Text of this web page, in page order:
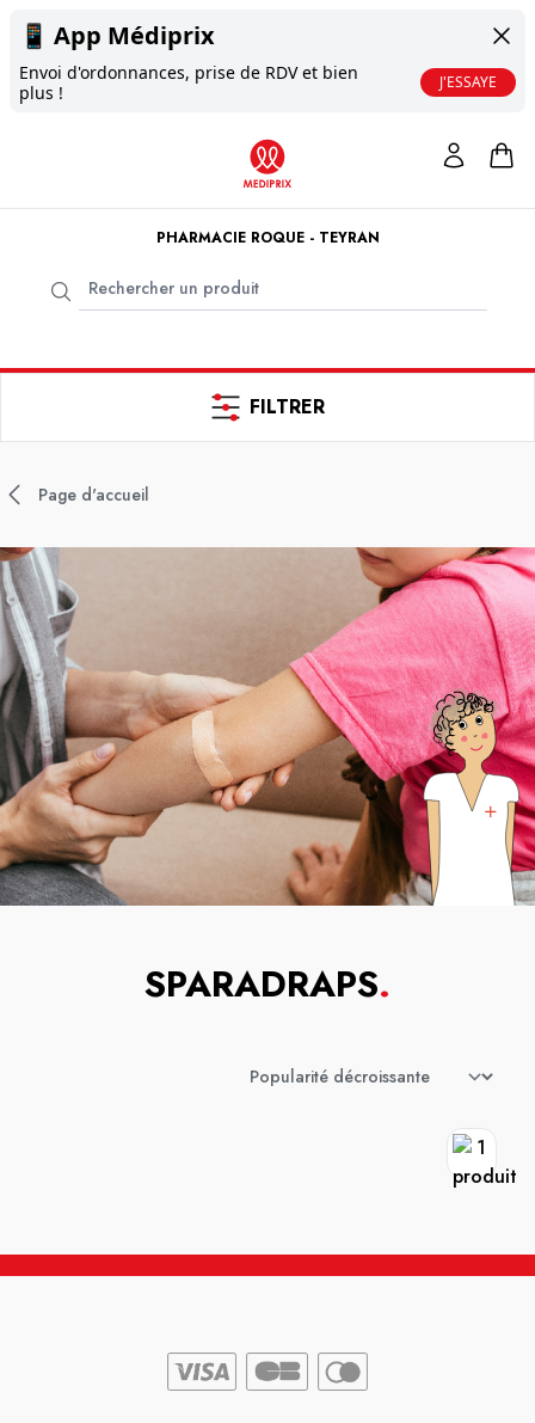
📱 App Médiprix
Envoi d'ordonnances, prise de RDV et bien
plus !
J'ESSAYE
PHARMACIE ROQUE - TEYRAN
FILTRER
Page d'accueil
SPARADRAPS.